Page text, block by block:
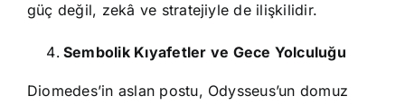
güç değil, zekâ ve stratejiyle de ilişkilidir.
Sembolik Kıyafetler ve Gece Yolculuğu
Diomedes’in aslan postu, Odysseus’un domuz